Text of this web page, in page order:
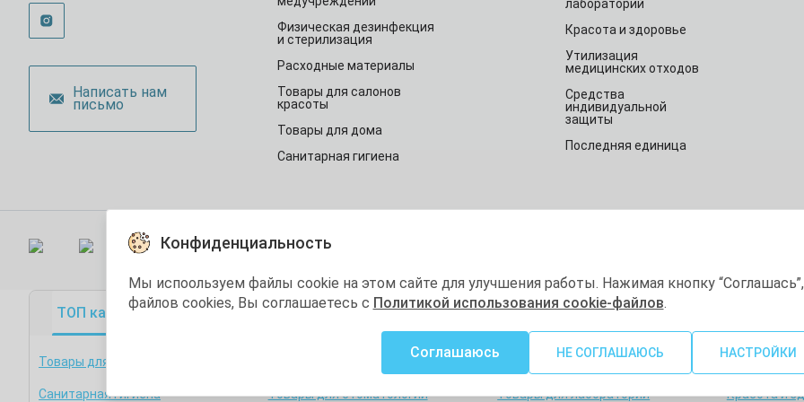
Написать нам
письмо
Физическая дезинфекция
и стерилизация
Расходные материалы
Товары для салонов
красоты
Товары для дома
Санитарная гигиена
лабораторий
Красота и здоровье
Утилизация
медицинских отходов
Средства
индивидуальной
защиты
Последняя единица
Конфиденциальность
Мы испоользуем файлы cookie на этом сайте для улучшения работы. Нажимая кнопку
файлов cookies, Вы соглашаетесь с Политикой использования cookie-файлов.
Соглашаюсь НЕ СОГЛАШАЮСЬ НАСТРОЙКИ
ТОП категории ТОП товары Акционные товары
Товары для медучреждений
Физическая дезинфекция и
Расходные материалы Товары для
Санитарная гигиена Товары для стоматологии Товары для лабораторий Красота и